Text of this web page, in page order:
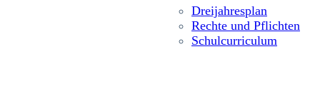
Dreijahresplan
Rechte und Pflichten
Schulcurriculum